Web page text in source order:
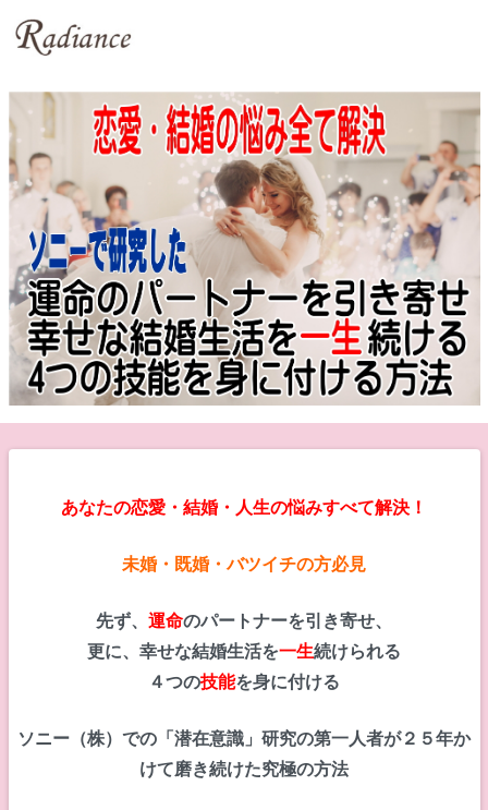
あなたの恋愛・結婚・人生の悩みすべて解決！
未婚・既婚・バツイチの方必見
先ず、 運命のパートナーを引き寄せ、
更に、幸せな結婚生活を一生続けられる
４つの技能を身に付ける
ソニー（株）での「潜在意識」研究の第一人者が２５年か
けて磨き続けた究極の方法